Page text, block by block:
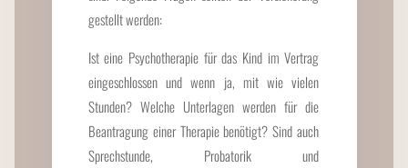
gestellt werden:
Ist eine Psychotherapie für das Kind im Vertrag
eingeschlossen und wenn ja, mit wie vielen
Stunden? Welche Unterlagen werden für die
Beantragung einer Therapie benötigt? Sind auch
Sprechstunde, Probatorik und